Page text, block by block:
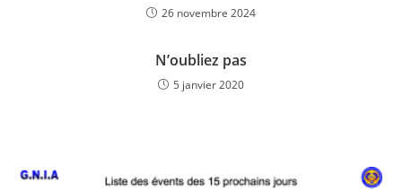
26 novembre 2024
N’oubliez pas
5 janvier 2020